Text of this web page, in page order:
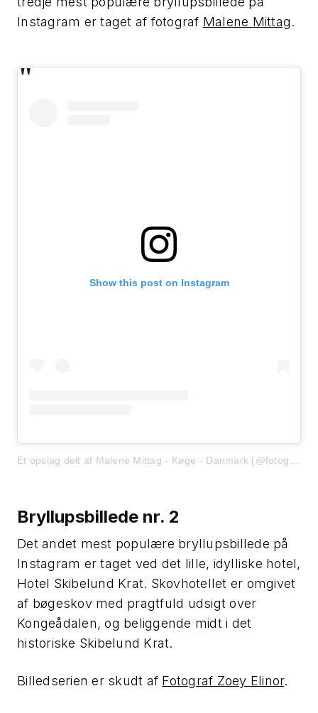
Instagram er taget af fotograf Malene Mittag.
Show this post on Instagram
Bryllupsbillede nr. 2
Det andet mest populære bryllupsbillede på
Instagram er taget ved det lille, idylliske hotel,
Hotel Skibelund Krat. Skovhotellet er omgivet
af bøgeskov med pragtfuld udsigt over
Kongeådalen, og beliggende midt i det
historiske Skibelund Krat.
Billedserien er skudt af Fotograf Zoey Elinor.